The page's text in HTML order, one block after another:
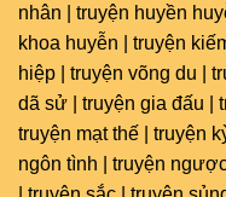
nhân | truyện huyền
khoa huyễn | truyện
hiệp | truyện võng du |
dã sử | truyện gia đấu |
truyện mạt thế | truyện
ngôn tình | truyện